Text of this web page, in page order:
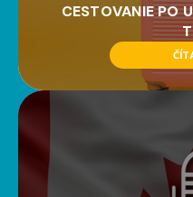
CESTOVANIE PO